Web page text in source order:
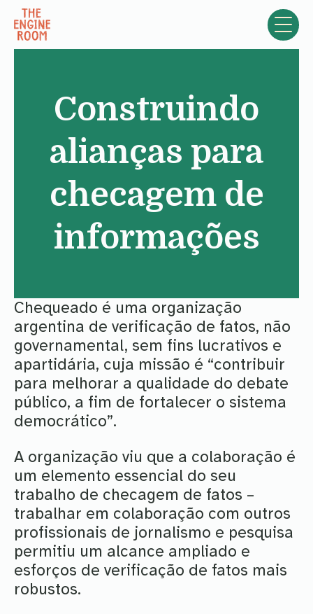
Skip to content
Construindo
alianças para
checagem de
informações
Chequeado é uma organização
argentina de verificação de fatos, não
governamental, sem fins lucrativos e
apartidária, cuja missão é “contribuir
para melhorar a qualidade do debate
público, a fim de fortalecer o sistema
democrático”.
A organização viu que a colaboração é
um elemento essencial do seu
trabalho de checagem de fatos –
trabalhar em colaboração com outros
profissionais de jornalismo e pesquisa
permitiu um alcance ampliado e
esforços de verificação de fatos mais
robustos.